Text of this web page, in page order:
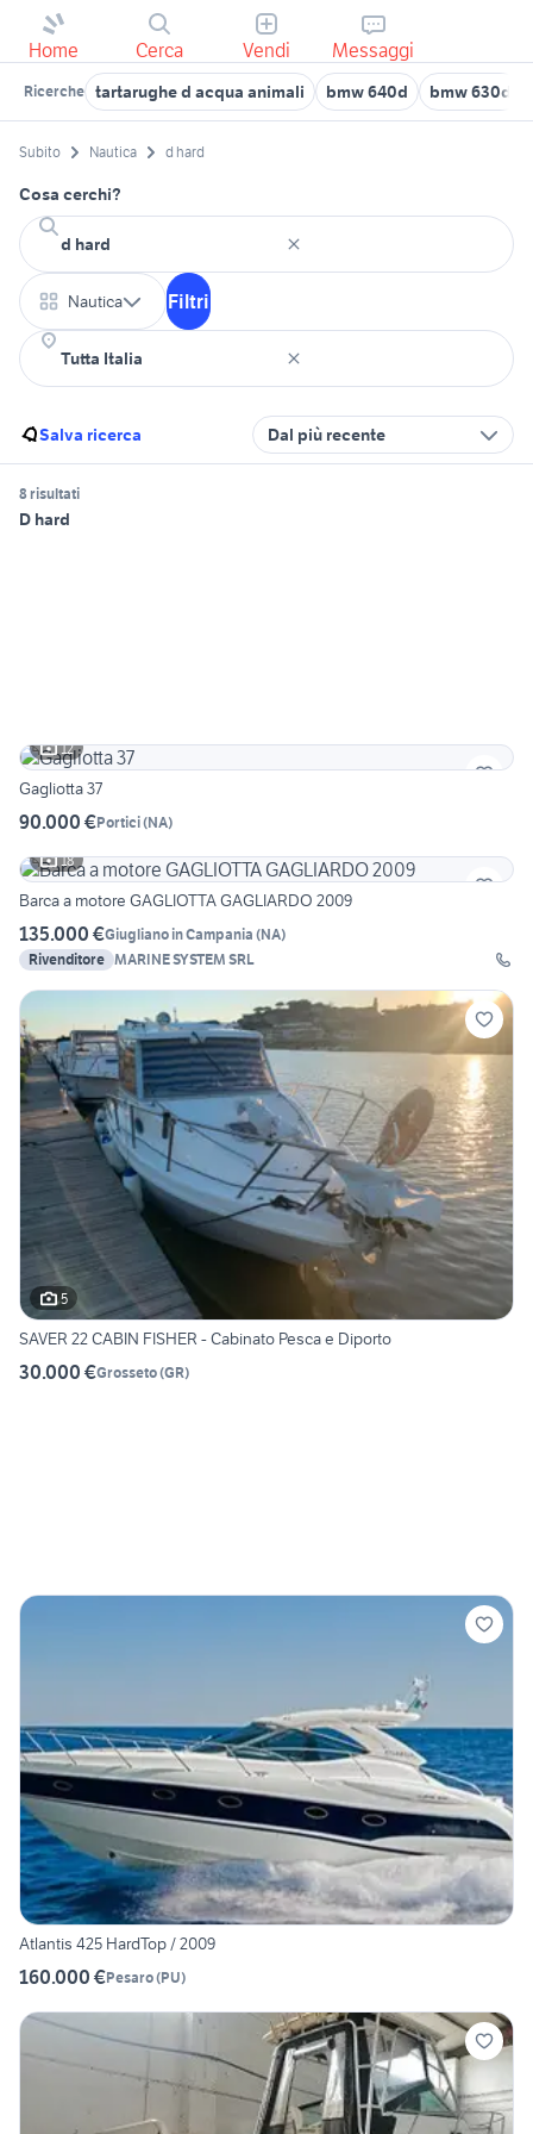
Home Cerca Vendi Messaggi
Ricerche tartarughe d acqua animali bmw 640d bmw 630d
Subito Nautica d hard
Cosa cerchi?
Nautica Filtri
Salva ricerca Dal più recente
8 risultati
D hard
12
Gagliotta 37
90.000 €Portici(NA)
18
Barca a motore GAGLIOTTA GAGLIARDO 2009
135.000 €Giugliano in Campania (NA)
Rivenditore MARINE SYSTEM SRL
5
SAVER 22 CABIN FISHER - Cabinato Pesca e Diporto
30.000 €Grosseto(GR)
Atlantis 425 HardTop / 2009
160.000 €Pesaro(PU)